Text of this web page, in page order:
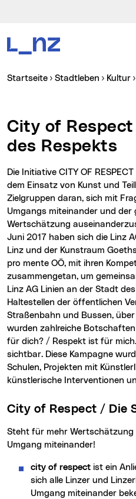
Sie sind hier:
Startseite Stadtleben Kultur
City of Respect / Die Stadt
des Respekts
Die Initiative CITY OF RESPECT arbeitet mit der Wirkung und
dem Einsatz von Kunst und
Zielgruppen daran, sich mit
Umgangs miteinander und der
Wertschätzung
Juni 2017 haben sich die Linz
Linz und der Kunstraum
pro mente OÖ, mit ihren
zusammengetan, um
Linz AG Linien an der Stadt
Haltestellen der öffentlichen
Straßenbahn und Bussen,
wurden zahlreiche
für dich? / Respekt ist für
sichtbar. Diese Kampagne
Schulen, Projekten mit
künstlerische Interventionen
City of Respect / Die
steht für mehr Wertschätzung und einen respektvollen
Umgang miteinander!
city of respect ist ein
sich alle Linzer und
Umgang miteinander